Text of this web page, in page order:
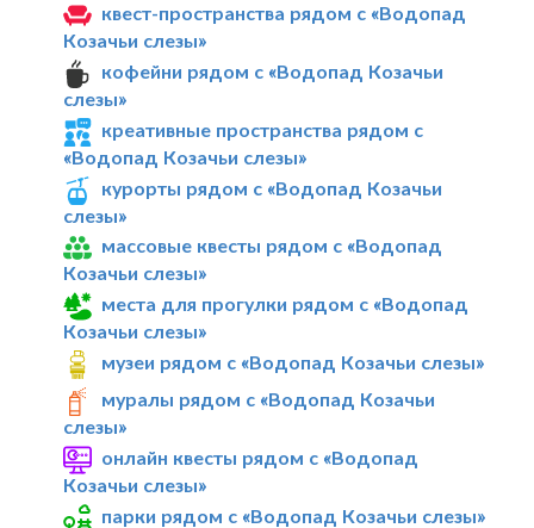
квест-пространства рядом с «Водопад
Козачьи слезы»
кофейни рядом с «Водопад Козачьи
слезы»
креативные пространства рядом с
«Водопад Козачьи слезы»
курорты рядом с «Водопад Козачьи
слезы»
массовые квесты рядом с «Водопад
Козачьи слезы»
места для прогулки рядом с «Водопад
Козачьи слезы»
музеи рядом с «Водопад Козачьи слезы»
муралы рядом с «Водопад Козачьи
слезы»
онлайн квесты рядом с «Водопад
Козачьи слезы»
парки рядом с «Водопад Козачьи слезы»